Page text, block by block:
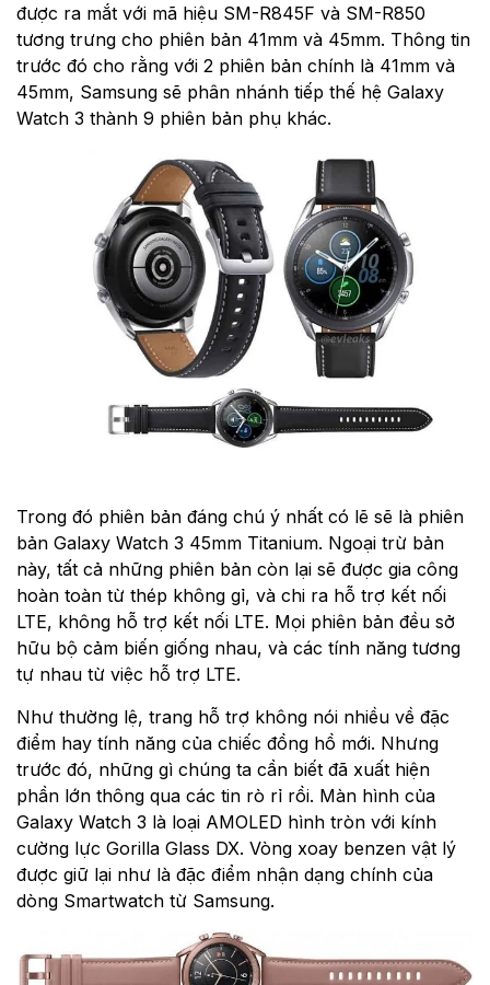
được ra mắt với mã hiệu SM-R845F và SM-R850
tương trưng cho phiên bản 41mm và 45mm. Thông tin
trước đó cho rằng với 2 phiên bản chính là 41mm và
45mm, Samsung sẽ phân nhánh tiếp thế hệ Galaxy
Watch 3 thành 9 phiên bản phụ khác.
Trong đó phiên bản đáng chú ý nhất có lẽ sẽ là phiên
bản Galaxy Watch 3 45mm Titanium. Ngoại trừ bản
này, tất cả những phiên bản còn lại sẽ được gia công
hoàn toàn từ thép không gỉ, và chi ra hỗ trợ kết nối
LTE, không hỗ trợ kết nối LTE. Mọi phiên bản đều sở
hữu bộ cảm biến giống nhau, và các tính năng tương
tự nhau từ việc hỗ trợ LTE.
Như thường lệ, trang hỗ trợ không nói nhiều về đặc
điểm hay tính năng của chiếc đồng hồ mới. Nhưng
trước đó, những gì chúng ta cần biết đã xuất hiện
phần lớn thông qua các tin rò rỉ rồi. Màn hình của
Galaxy Watch 3 là loại AMOLED hình tròn với kính
cường lực Gorilla Glass DX. Vòng xoay benzen vật lý
được giữ lại như là đặc điểm nhận dạng chính của
dòng Smartwatch từ Samsung.